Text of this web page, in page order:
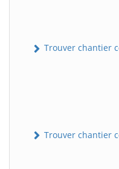
Trouver chantier
Trouver chantier